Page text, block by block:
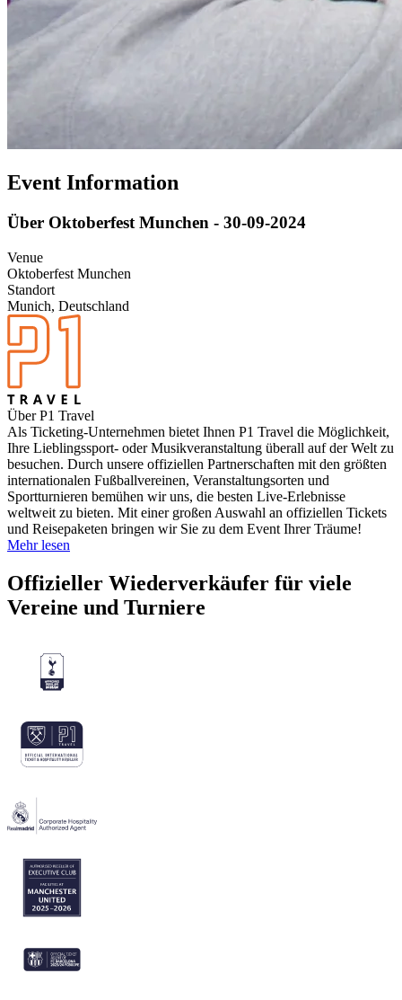
Event Information
Über Oktoberfest Munchen - 30-09-2024
Venue
Oktoberfest Munchen
Standort
Munich, Deutschland
Über P1 Travel
Als Ticketing-Unternehmen bietet Ihnen P1 Travel die Möglichkeit,
Ihre Lieblingssport- oder Musikveranstaltung überall auf der Welt zu
besuchen. Durch unsere offiziellen Partnerschaften mit den größten
internationalen Fußballvereinen, Veranstaltungsorten und
Sportturnieren bemühen wir uns, die besten Live-Erlebnisse
weltweit zu bieten. Mit einer großen Auswahl an offiziellen Tickets
und Reisepaketen bringen wir Sie zu dem Event Ihrer Träume!
Mehr lesen
Offizieller Wiederverkäufer für viele
Vereine und Turniere